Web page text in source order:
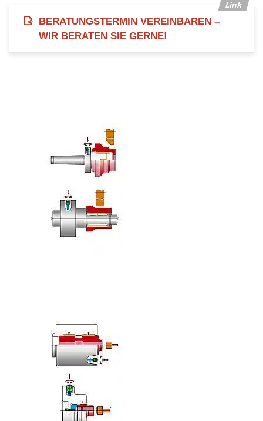
BERATUNGSTERMIN VEREINBAREN –
WIR BERATEN SIE GERNE!